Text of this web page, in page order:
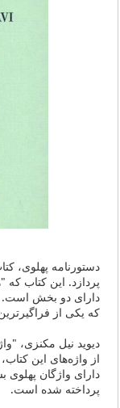
دستورنامه پهلوی،
پردازد. این کتاب
دارای دو بخش است.
که یکی از
دیوید نیل مکنزی،
از واژه‌های این
دارای واژگان پهلوی
پرداخته شده است.